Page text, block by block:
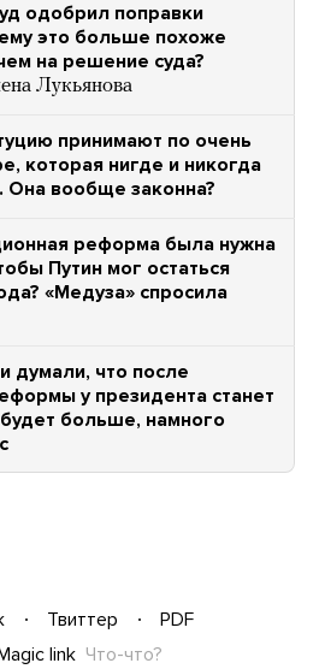
одобрил поправки
это больше похоже
на решение суда?
Лукьянова
принимают по очень
которая нигде и никогда
Она вообще законна?
реформа была нужна
Путин мог остаться
«Медуза» спросила
думали, что после
у президента станет
больше, намного
Твиттер
PDF
link Что-что?